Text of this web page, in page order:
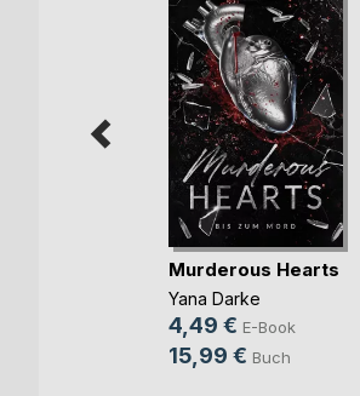
Murderous Hearts
Yana Darke
4,49 € E-Book
15,99 € Buch